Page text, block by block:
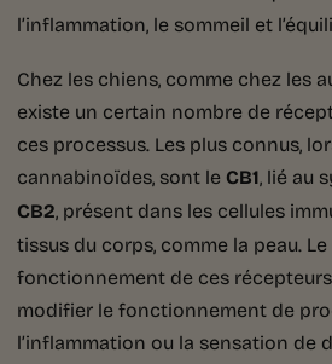
l’inflammation, le sommeil et
Chez les chiens, comme chez les
existe un certain nombre de
ces processus. Les plus connus,
cannabinoïdes, sont le CB1, lié au
CB2, présent dans les cellules
tissus du corps, comme la peau.
fonctionnement de ces
modifier le fonctionnement de
l’inflammation ou la sensation de